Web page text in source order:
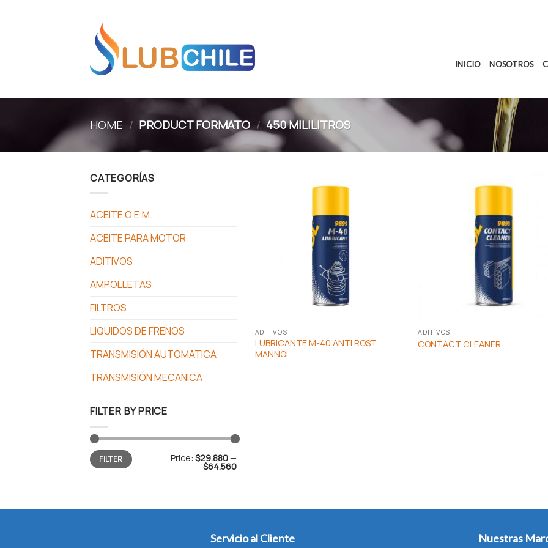
INICIO NOSOTROS
HOME / PRODUCT FORMATO / 450 MILILITROS
CATEGORÍAS
ACEITE O.E.M.
ACEITE PARA MOTOR
ADITIVOS
AMPOLLETAS
FILTROS
LIQUIDOS DE FRENOS
TRANSMISIÓN AUTOMATICA
TRANSMISIÓN MECANICA
FILTER BY PRICE
Min
price
Max
priceFILTER Price: $29.880—
$64.560
ADITIVOS
LUBRICANTE M-40 ANTI ROST
MANNOL
ADITIVOS
CONTACT CLEANER
Servicio al Cliente Nuestras